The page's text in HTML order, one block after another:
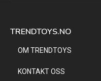
TRENDTOYS.NO
OM TRENDTOYS
KONTAKT OSS